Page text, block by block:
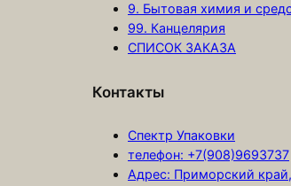
9. Бытовая химия и
99. Канцелярия
СПИСОК ЗАКАЗА
Контакты
Спектр Упаковки
телефон: +7(908)9693737
Адрес: Приморский край,